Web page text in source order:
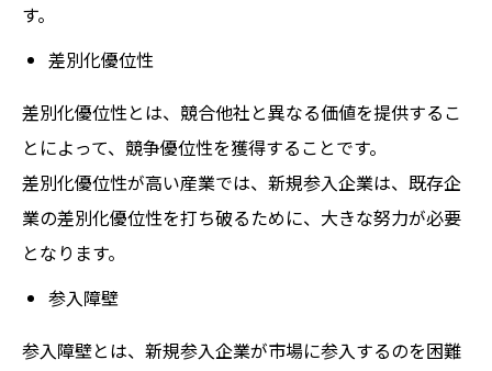
す。
差別化優位性
差別化優位性とは、競合他社と異なる価値を提供するこ
とによって、競争優位性を獲得することです。
差別化優位性が高い産業では、新規参入企業は、既存企
業の差別化優位性を打ち破るために、大きな努力が必要
となります。
参入障壁
参入障壁とは、新規参入企業が市場に参入するのを困難